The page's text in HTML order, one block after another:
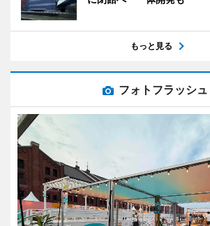
もっと見る
フォトフラッシュ